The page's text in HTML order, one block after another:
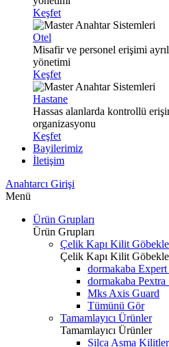
Keşfet
Otel
Misafir ve personel erişimi
yönetimi
Keşfet
Hastane
Hassas alanlarda kontrollü
organizasyonu
Keşfet
Bayilerimiz
İletişim
Anahtarcı Girişi
Menü
Ürün Grupları
Ürün Grupları
Çelik Kapı Kilit
Çelik Kapı Kilit
dormakaba
dormakaba Pextra
Mks Axis Guard
Tümünü Gör
Tamamlayıcı Ürünler
Tamamlayıcı Ürünler
Silca Asma Kilitler